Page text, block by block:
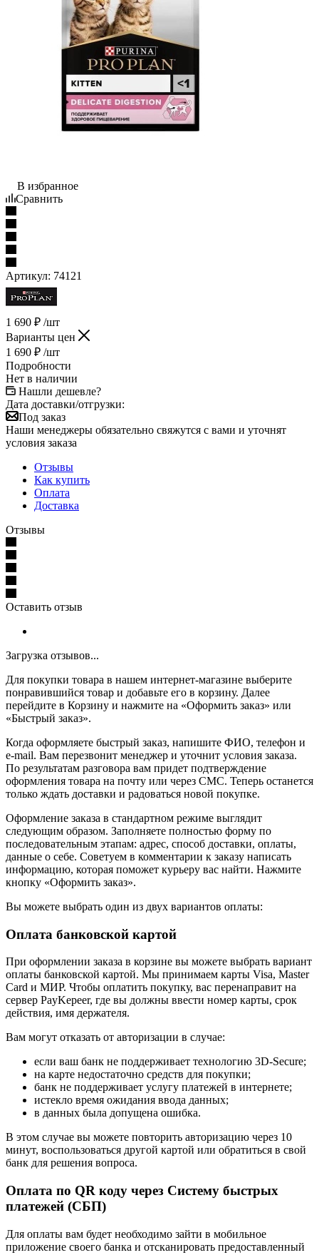
В избранное
Сравнить
Артикул: 74121
1 690 ₽ /шт
Варианты цен
1 690 ₽ /шт
Подробности
Нет в наличии
Нашли дешевле?
Дата доставки/отгрузки:
Под заказ
Наши менеджеры обязательно свяжутся с вами и уточнят
условия заказа
Отзывы
Как купить
Оплата
Доставка
Отзывы
Оставить отзыв
Загрузка отзывов...
Для покупки товара в нашем интернет-магазине выберите
понравившийся товар и добавьте его в корзину. Далее
перейдите в Корзину и нажмите на «Оформить заказ» или
«Быстрый заказ».
Когда оформляете быстрый заказ, напишите ФИО, телефон и
e-mail. Вам перезвонит менеджер и уточнит условия заказа.
По результатам разговора вам придет подтверждение
оформления товара на почту или через СМС. Теперь останется
только ждать доставки и радоваться новой покупке.
Оформление заказа в стандартном режиме выглядит
следующим образом. Заполняете полностью форму по
последовательным этапам: адрес, способ доставки, оплаты,
данные о себе. Советуем в комментарии к заказу написать
информацию, которая поможет курьеру вас найти. Нажмите
кнопку «Оформить заказ».
Вы можете выбрать один из двух вариантов оплаты:
Оплата банковской картой
При оформлении заказа в корзине вы можете выбрать вариант
оплаты банковской картой. Мы принимаем карты Visa, Master
Card и МИР. Чтобы оплатить покупку, вас перенаправит на
сервер PayKepeer, где вы должны ввести номер карты, срок
действия, имя держателя.
Вам могут отказать от авторизации в случае:
если ваш банк не поддерживает технологию 3D-Secure;
на карте недостаточно средств для покупки;
банк не поддерживает услугу платежей в интернете;
истекло время ожидания ввода данных;
в данных была допущена ошибка.
В этом случае вы можете повторить авторизацию через 10
минут, воспользоваться другой картой или обратиться в свой
банк для решения вопроса.
Оплата по QR коду через Систему быстрых
платежей (СБП)
Для оплаты вам будет необходимо зайти в мобильное
приложение своего банка и отсканировать предоставленный